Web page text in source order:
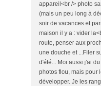
appareil<br /> photo
(mais un peu long à
soir de vacances et
maison il y a : vider
route, penser aux
une douche et ...Filer
d'été... Moi aussi j'ai
photos flou, mais pour
développer. Je les